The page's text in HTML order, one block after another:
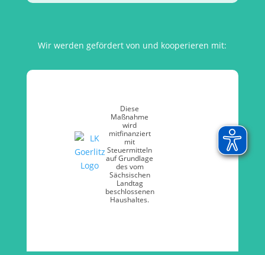
Wir werden gefördert von und kooperieren mit:
Diese
Maßnahme
wird
mitfinanziert
mit
Steuermitteln
auf Grundlage
des vom
Sächsischen
Landtag
beschlossenen
Haushaltes.